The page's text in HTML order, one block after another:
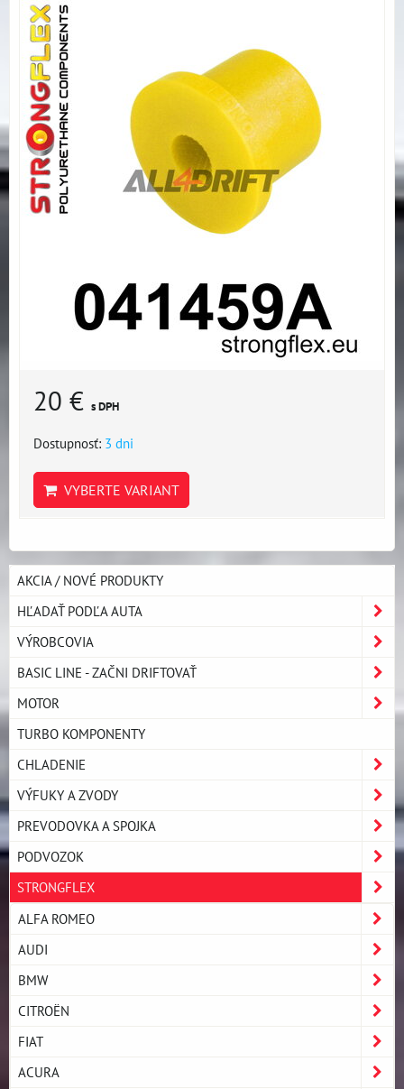
20 € s DPH
Dostupnosť: 3 dni
VYBERTE VARIANT
AKCIA / NOVÉ PRODUKTY
HĽADAŤ PODĽA AUTA
VÝROBCOVIA
BASIC LINE - ZAČNI DRIFTOVAŤ
MOTOR
TURBO KOMPONENTY
CHLADENIE
VÝFUKY A ZVODY
PREVODOVKA A SPOJKA
PODVOZOK
STRONGFLEX
ALFA ROMEO
AUDI
BMW
CITROËN
FIAT
ACURA